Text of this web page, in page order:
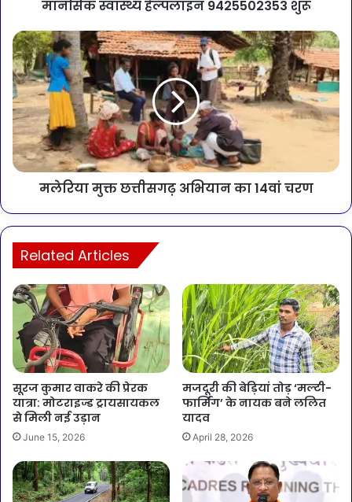
मानसिक स्वास्थ्य हेल्पलाइन 9425502353 शुरू
मलेरिया मुक्त छत्तीसगढ़ अभियान का 14वां चरण
Related Articles
सूरज कुमार वाकरे की प्रेरक
यात्रा: मोटराइज्ड ट्रायसायकल
से मिली नई उड़ान
June 15, 2026
मजदूरी की बेड़ियां तोड़ ‘मल्टी-
फार्मिंग’ के नायक बने ललित
यादव
April 28, 2026